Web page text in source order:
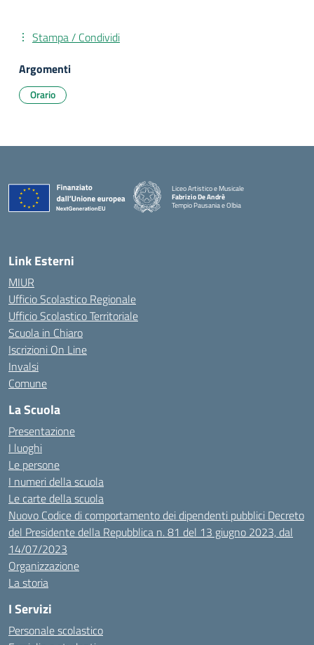
Stampa / Condividi
Argomenti
Orario
Liceo Artistico e Musicale
Fabrizio De Andrè
Tempio Pausania e Olbia
— Visita la pagina iniziale della scuola
Link Esterni
MIUR
Ufficio Scolastico Regionale
Ufficio Scolastico Territoriale
Scuola in Chiaro
Iscrizioni On Line
Invalsi
Comune
La Scuola
Presentazione
I luoghi
Le persone
I numeri della scuola
Le carte della scuola
Nuovo Codice di comportamento dei dipendenti pubblici Decreto
del Presidente della Repubblica n. 81 del 13 giugno 2023, dal
14/07/2023
Organizzazione
La storia
I Servizi
Personale scolastico